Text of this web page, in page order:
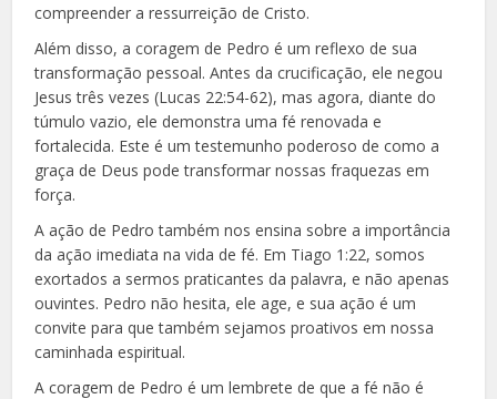
compreender a ressurreição de Cristo.
Além disso, a coragem de Pedro é um reflexo de sua
transformação pessoal. Antes da crucificação, ele negou
Jesus três vezes (Lucas 22:54-62), mas agora, diante do
túmulo vazio, ele demonstra uma fé renovada e
fortalecida. Este é um testemunho poderoso de como a
graça de Deus pode transformar nossas fraquezas em
força.
A ação de Pedro também nos ensina sobre a importância
da ação imediata na vida de fé. Em Tiago 1:22, somos
exortados a sermos praticantes da palavra, e não apenas
ouvintes. Pedro não hesita, ele age, e sua ação é um
convite para que também sejamos proativos em nossa
caminhada espiritual.
A coragem de Pedro é um lembrete de que a fé não é